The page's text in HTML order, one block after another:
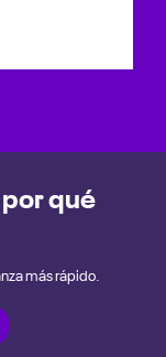
qué
más rápido.